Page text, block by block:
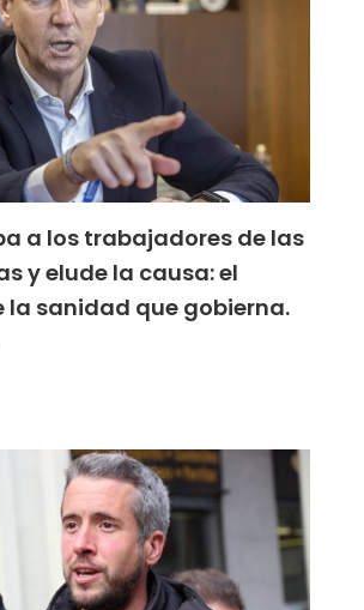
a los trabajadores de las
y elude la causa: el
la sanidad que gobierna.